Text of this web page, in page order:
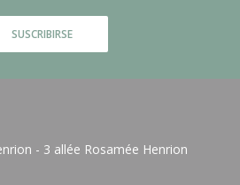
SUSCRIBIRSE
- 3 allée Rosamée Henrion